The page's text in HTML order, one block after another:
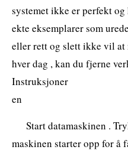
systemet ikke er perfekt
ekte eksemplarer som
eller rett og slett ikke vil
hver dag , kan du fjerne
Instruksjoner
en
Start datamaskinen .
maskinen starter opp for å